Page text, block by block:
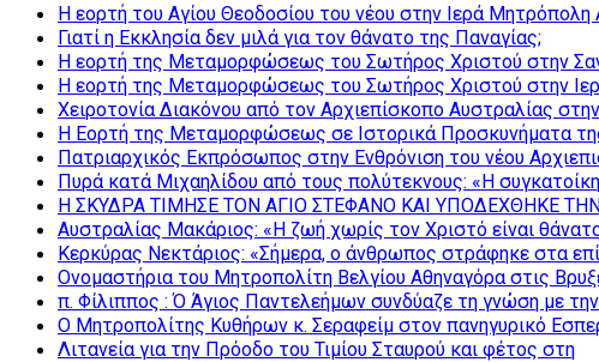
Η εορτή του Αγίου Θεοδοσίου του νέου στην Ιερά Μητρόπολη
Γιατί η Εκκλησία δεν μιλά για τον θάνατο της Παναγίας;
Η εορτή της Μεταμορφώσεως του Σωτήρος Χριστού στην
Η εορτή της Μεταμορφώσεως του Σωτήρος Χριστού στην
Χειροτονία Διακόνου από τον Αρχιεπίσκοπο Αυστραλίας
Η Εορτή της Μεταμορφώσεως σε Ιστορικά Προσκυνήματα
Πατριαρχικός Εκπρόσωπος στην Ενθρόνιση του νέου
Πυρά κατά Μιχαηλίδου από τους πολύτεκνους: «Η
Η ΣΚΥΔΡΑ ΤΙΜΗΣΕ ΤΟΝ ΑΓΙΟ ΣΤΕΦΑΝΟ ΚΑΙ ΥΠΟΔΕΧΘΗΚΕ
Αυστραλίας Μακάριος: «Η ζωή χωρίς τον Χριστό είναι
Κερκύρας Νεκτάριος: «Σήμερα, ο άνθρωπος στράφηκε στα
Ονομαστήρια του Μητροπολίτη Βελγίου Αθηναγόρα στις
π. Φίλιππος : Ό Άγιος Παντελεήμων συνδύαζε τη γνώση με
Ο Μητροπολίτης Κυθήρων κ. Σεραφείμ στον πανηγυρικό
Λιτανεία για την Πρόοδο του Τιμίου Σταυρού και φέτος στη